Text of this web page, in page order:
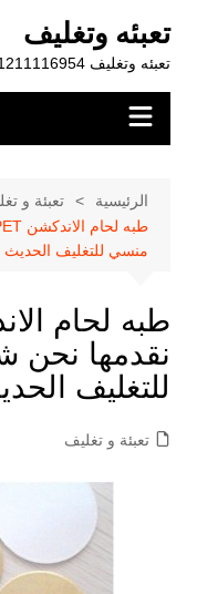
المحتوى
تعبئه وتغليف
تعبئه وتغليف 01211116954 – 01211116956 – 01211116958
الرئيسية
تعبئة و
منسي للتغليف
نقدمها نحن
للتغليف
تعبئة و تغليف